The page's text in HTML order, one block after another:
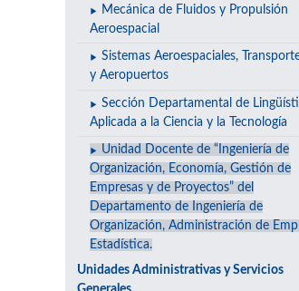
Mecánica de Fluidos y Propulsión
Aeroespacial
Sistemas Aeroespaciales,
y Aeropuertos
Sección Departamental de
Aplicada a la Ciencia y la Tecnología
Unidad Docente de “Ingeniería de
Organización, Economía, Gestión de
Empresas y de Proyectos” del
Departamento de Ingeniería de
Organización, Administración de
Estadística.
Unidades Administrativas y Servicios